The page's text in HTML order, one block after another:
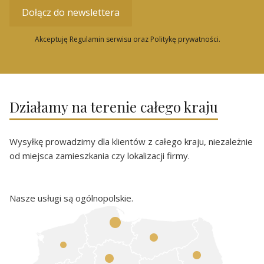
Dołącz do newslettera
Akceptuję Regulamin serwisu oraz Politykę prywatności.
Działamy na terenie całego kraju
Wysyłkę prowadzimy dla klientów z całego kraju, niezależnie
od miejsca zamieszkania czy lokalizacji firmy.
Nasze usługi są ogólnopolskie.